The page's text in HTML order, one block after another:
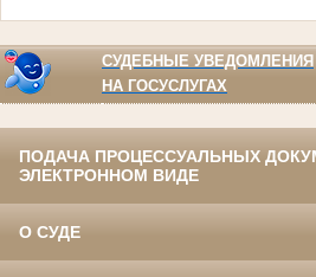
СУДЕБНЫЕ УВЕДОМЛЕНИЯ
НА ГОСУСЛУГАХ
ПОДАЧА ПРОЦЕССУАЛЬНЫХ
ЭЛЕКТРОННОМ ВИДЕ
О СУДЕ